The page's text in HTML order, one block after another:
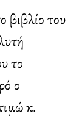
βιβλίο του
το
ο
κ.